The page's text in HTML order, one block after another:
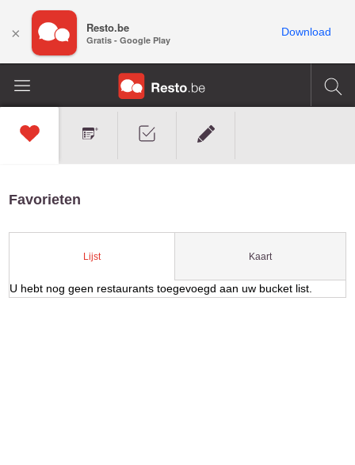
Favorieten
Lijst Kaart
U hebt nog geen restaurants toegevoegd aan uw bucket list.
× Resto.be
Gratis - Google Play
Download